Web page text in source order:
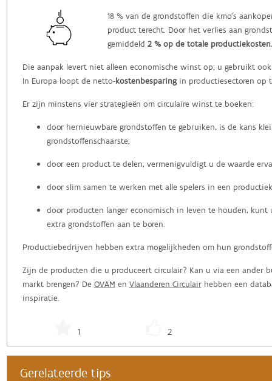
‌18 % van de grondstoffen die kmo’s
product terecht. Door het verlies aan
gemiddeld 2 % op de totale productiekosten.
Die aanpak levert niet alleen economische winst op; u gebruikt
In Europa loopt de netto-kostenbesparingin productiesectoren op
Er zijn minstens vier strategieën om circulaire winst te boeken:
door hernieuwbare grondstoffen te gebruiken, is de kans
grondstoffenschaarste;
door een product te delen, vermenigvuldigt u de waarde
door slim samen te werken met alle spelers in een
door producten langer economisch in leven te houden,
extra grondstoffen aan te boren.
Productiebedrijven hebben extra mogelijkheden om hun
Zijn de producten die u produceert circulair? Kan u via een ander
markt brengen? De OVAM en Vlaanderen Circulairhebben een
inspiratie.
1 2
Gerelateerde tips